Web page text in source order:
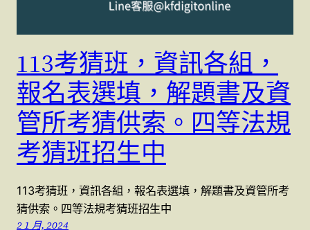
113考猜班，資訊各組，
報名表選填，解題書及資
管所考猜供索。四等法規
考猜班招生中
113考猜班，資訊各組，報名表選填，解題書及資管所考
猜供索。四等法規考猜班招生中
2 1 月, 2024